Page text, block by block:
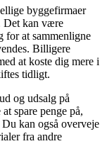
byggefirmaer
Det kan være
for at sammenligne
Billigere
at koste dig mere i
tidligt.
og udsalg på
spare penge på,
kan også overveje
fra andre